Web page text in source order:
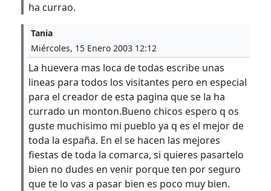
ha currao.
Tania
Miércoles, 15 Enero 2003 12:12
La huevera mas loca de todas escribe unas
lineas para todos los visitantes pero en especial
para el creador de esta pagina que se la ha
currado un monton.Bueno chicos espero q os
guste muchisimo mi pueblo ya q es el mejor de
toda la españa. En el se hacen las mejores
fiestas de toda la comarca, si quieres pasartelo
bien no dudes en venir porque ten por seguro
que te lo vas a pasar bien es poco muy bien.